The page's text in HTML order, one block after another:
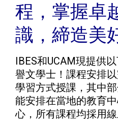
程，掌握卓
識，締造美
IBES和UCAM現提供
譽文學士！課程安排
學習方式授課，其中
能安排在當地的教育
心，所有課程均採用線